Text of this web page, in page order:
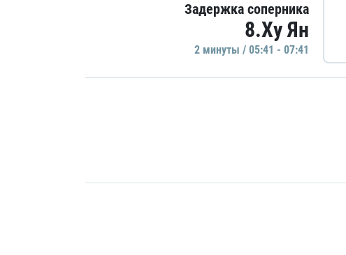
Задержка соперника
8.Ху Ян
2 минуты / 05:41 - 07:41